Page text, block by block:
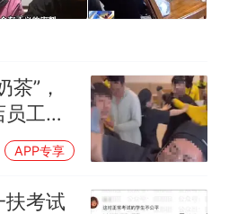
茶”，
工与
冲突，
过多，
时间过
APP专享
扶考试